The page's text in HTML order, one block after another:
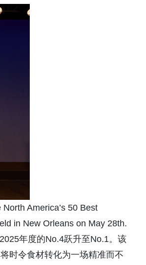
America’s 50 Best
in New Orleans on May 28th.
年度的No.4跃升至No.1。该
时令食材转化为一场精准而不